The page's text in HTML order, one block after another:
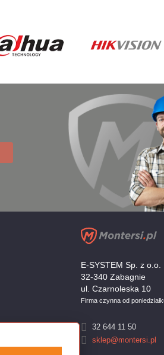
Firma czynna od
E-SYSTEM Sp. z o.o.
32-340 Zabagnie
ul. Czarnoleska 10
32 644 11 50
sklep@montersi.pl